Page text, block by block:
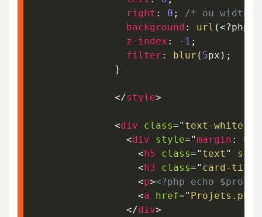
right : 0 ;
/* ou width:
background : url (<?php
z-index : -1 ;
filter : blur ( 5px ) ;
}
</style>
<div class=" text-white
<div style="margin : 0
<h5 class=" text "
<h3 class=" card-
<p><?php echo
<a href="
</div>